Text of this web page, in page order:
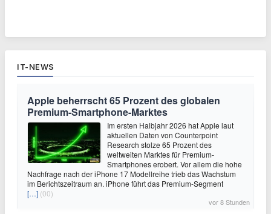
IT-NEWS
Apple beherrscht 65 Prozent des globalen
Premium-Smartphone-Marktes
Im ersten Halbjahr 2026 hat Apple laut
aktuellen Daten von Counterpoint
Research stolze 65 Prozent des
weltweiten Marktes für Premium-
Smartphones erobert. Vor allem die hohe
Nachfrage nach der iPhone 17 Modellreihe trieb das Wachstum
im Berichtszeitraum an. iPhone führt das Premium-Segment
[…] (00)
vor 8 Stunden